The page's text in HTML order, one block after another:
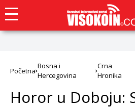
Početna
Bosna i
Hercegovina
Crna
Hronika
Horor u Doboju: